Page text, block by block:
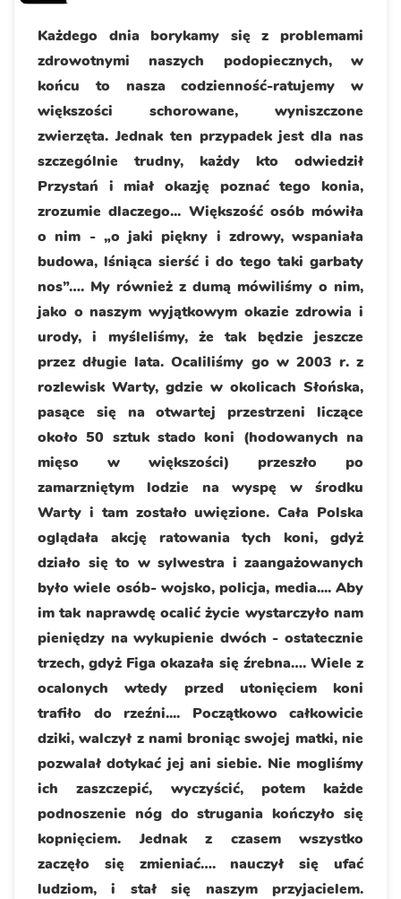
Każdego dnia borykamy się z problemami
zdrowotnymi naszych podopiecznych, w
końcu to nasza codzienność-ratujemy w
większości schorowane, wyniszczone
zwierzęta. Jednak ten przypadek jest dla nas
szczególnie trudny, każdy kto odwiedził
Przystań i miał okazję poznać tego konia,
zrozumie dlaczego... Większość osób mówiła
o nim - „o jaki piękny i zdrowy, wspaniała
budowa, lśniąca sierść i do tego taki garbaty
nos”…. My również z dumą mówiliśmy o nim,
jako o naszym wyjątkowym okazie zdrowia i
urody, i myśleliśmy, że tak będzie jeszcze
przez długie lata. Ocaliliśmy go w 2003 r. z
rozlewisk Warty, gdzie w okolicach Słońska,
pasące się na otwartej przestrzeni liczące
około 50 sztuk stado koni (hodowanych na
mięso w większości) przeszło po
zamarzniętym lodzie na wyspę w środku
Warty i tam zostało uwięzione. Cała Polska
oglądała akcję ratowania tych koni, gdyż
działo się to w sylwestra i zaangażowanych
było wiele osób- wojsko, policja, media.... Aby
im tak naprawdę ocalić życie wystarczyło nam
pieniędzy na wykupienie dwóch - ostatecznie
trzech, gdyż Figa okazała się źrebna…. Wiele z
ocalonych wtedy przed utonięciem koni
trafiło do rzeźni.... Początkowo całkowicie
dziki, walczył z nami broniąc swojej matki, nie
pozwalał dotykać jej ani siebie. Nie mogliśmy
ich zaszczepić, wyczyścić, potem każde
podnoszenie nóg do strugania kończyło się
kopnięciem. Jednak z czasem wszystko
zaczęło się zmieniać…. nauczył się ufać
ludziom, i stał się naszym przyjacielem.